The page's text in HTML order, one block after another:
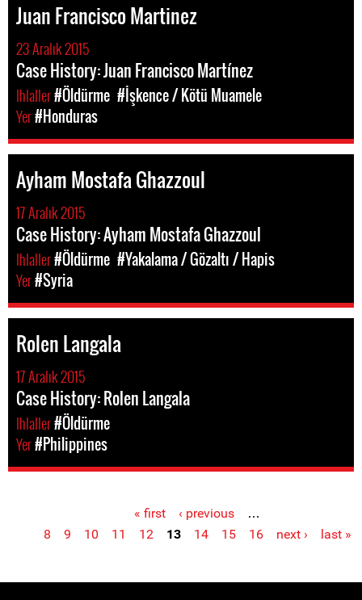
Juan Francisco Martinez
23 Aralık 2015
Case History: Juan Francisco Martínez
Ihlaller#Öldürme #İşkence / Kötü Muamele
Yer#Honduras
Ayham Mostafa Ghazzoul
17 Aralık 2015
Case History: Ayham Mostafa Ghazzoul
Ihlaller#Öldürme #Yakalama / Gözaltı / Hapis
Yer#Syria
Rolen Langala
17 Aralık 2015
Case History: Rolen Langala
Ihlaller#Öldürme
Yer#Philippines
Pages « first ‹ previous
…
8
9 10 11 12 13 14 15 16 next › last »